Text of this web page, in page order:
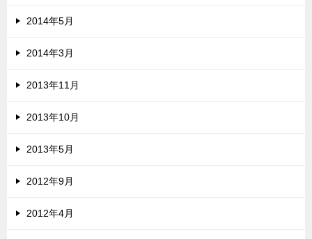
2014年5月
2014年3月
2013年11月
2013年10月
2013年5月
2012年9月
2012年4月